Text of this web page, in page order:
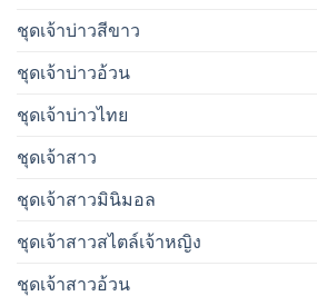
ชุดเจ้าบ่าวสีขาว
ชุดเจ้าบ่าวอ้วน
ชุดเจ้าบ่าวไทย
ชุดเจ้าสาว
ชุดเจ้าสาวมินิมอล
ชุดเจ้าสาวสไตล์เจ้าหญิง
ชุดเจ้าสาวอ้วน